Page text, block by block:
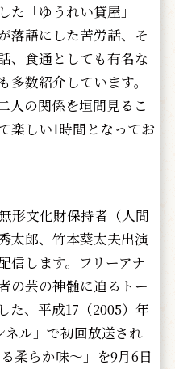
た「ゆうれい貸屋」
落語にした苦労話、そ
、食通としても有名な
数紹介しています。
人の関係を垣間見るこ
楽しい1時間となってお
形文化財保持者（人間
太郎、竹本葵太夫出演
信します。フリーアナ
の芸の神髄に迫るトー
た、平成17（2005）年
ネル」で初回放送され
柔らか味～」を9月6日